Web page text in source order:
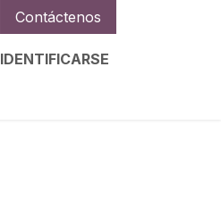
Contáctenos
IDENTIFICARSE